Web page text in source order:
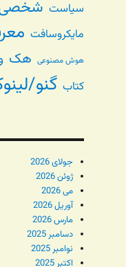
سیاست
مایکروسافت
هوش مصنوعی هک
کتاب گنو/
جولای 2026
ژوئن 2026
می 2026
آوریل 2026
مارس 2026
دسامبر 2025
نوامبر 2025
اکتبر 2025